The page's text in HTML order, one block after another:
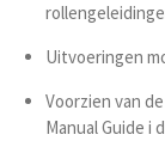
Uitvoeringen
Voorzien van
Manual Guide i